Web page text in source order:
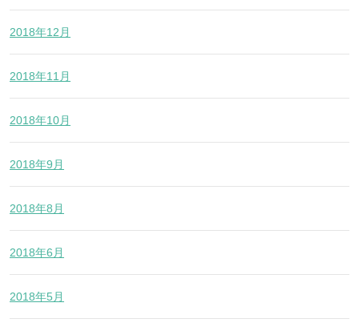
2018年12月
2018年11月
2018年10月
2018年9月
2018年8月
2018年6月
2018年5月